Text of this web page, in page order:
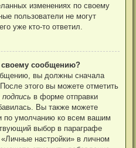
изменениях по своему
пользователи не могут
уже кто-то ответил.
своему сообщению?
вы должны сначала
этого вы можете отметить
в форме отправки
Вы также можете
по умолчанию ко всем вашим
выбор в параграфе
настройки» в личном